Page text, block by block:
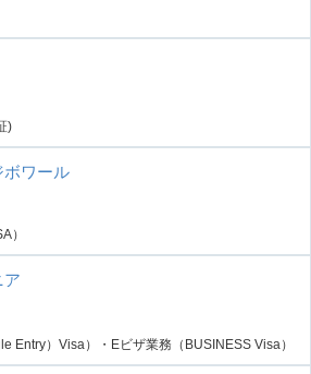
)
ボワール
）
ア
Entry）Visa）・Eビザ業務（BUSINESS Visa）